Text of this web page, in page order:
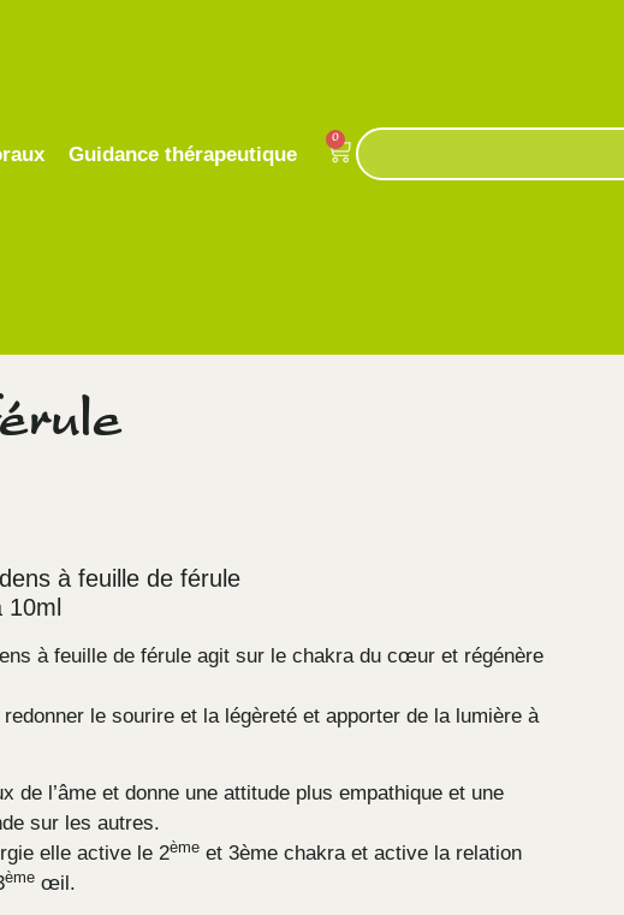
Guidance thérapeutique
0
à feuille de férule
10ml
à feuille de férule agit sur le chakra du cœur et régénère
le sourire et la légèreté et apporter de la lumière à
de l’âme et donne une attitude plus empathique et une
sur les autres.
elle active le 2èmeet 3ème chakra et active la relation
èmeœil.